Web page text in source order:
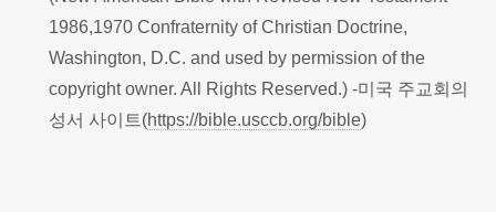
1986,1970 Confraternity of Christian Doctrine,
Washington, D.C. and used by permission of the
copyright owner. All Rights Reserved.) -미국 주교회의
성서 사이트(https://bible.usccb.org/bible)